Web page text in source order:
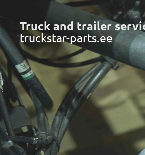
Truck and trailer
truckstar-parts.ee